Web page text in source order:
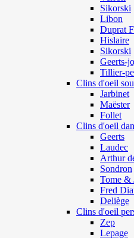
Sikorski
Libon
Duprat
Hislaire
Sikorski
Geerts-
Tillier-
Clins d'oeil
Jarbinet
Maëster
Follet
Clins d'oeil
Geerts
Laudec
Arthur
Sondron
Tome &
Fred
Deliège
Clins d'oeil
Zep
Lepage